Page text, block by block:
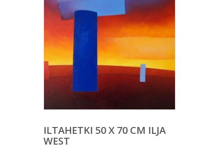
ILTAHETKI 50 X 70 CM ILJA
WEST